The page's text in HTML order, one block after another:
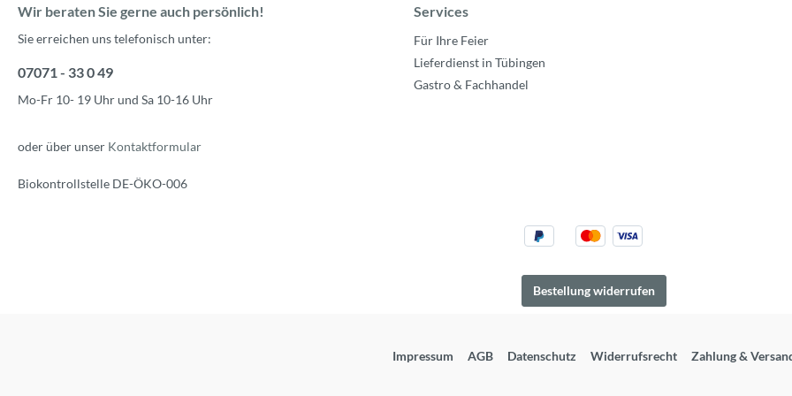
Wir beraten Sie gerne auch persönlich!
Sie erreichen uns telefonisch unter:
07071 - 33 0 49
Mo-Fr 10- 19 Uhr und Sa 10-16 Uhr
oder über unser Kontaktformular
Biokontrollstelle DE-ÖKO-006
Services
Für Ihre Feier
Lieferdienst in Tübingen
Gastro & Fachhandel
Bestellung widerrufen
Impressum AGB Datenschutz Widerrufsrecht Zahlung &